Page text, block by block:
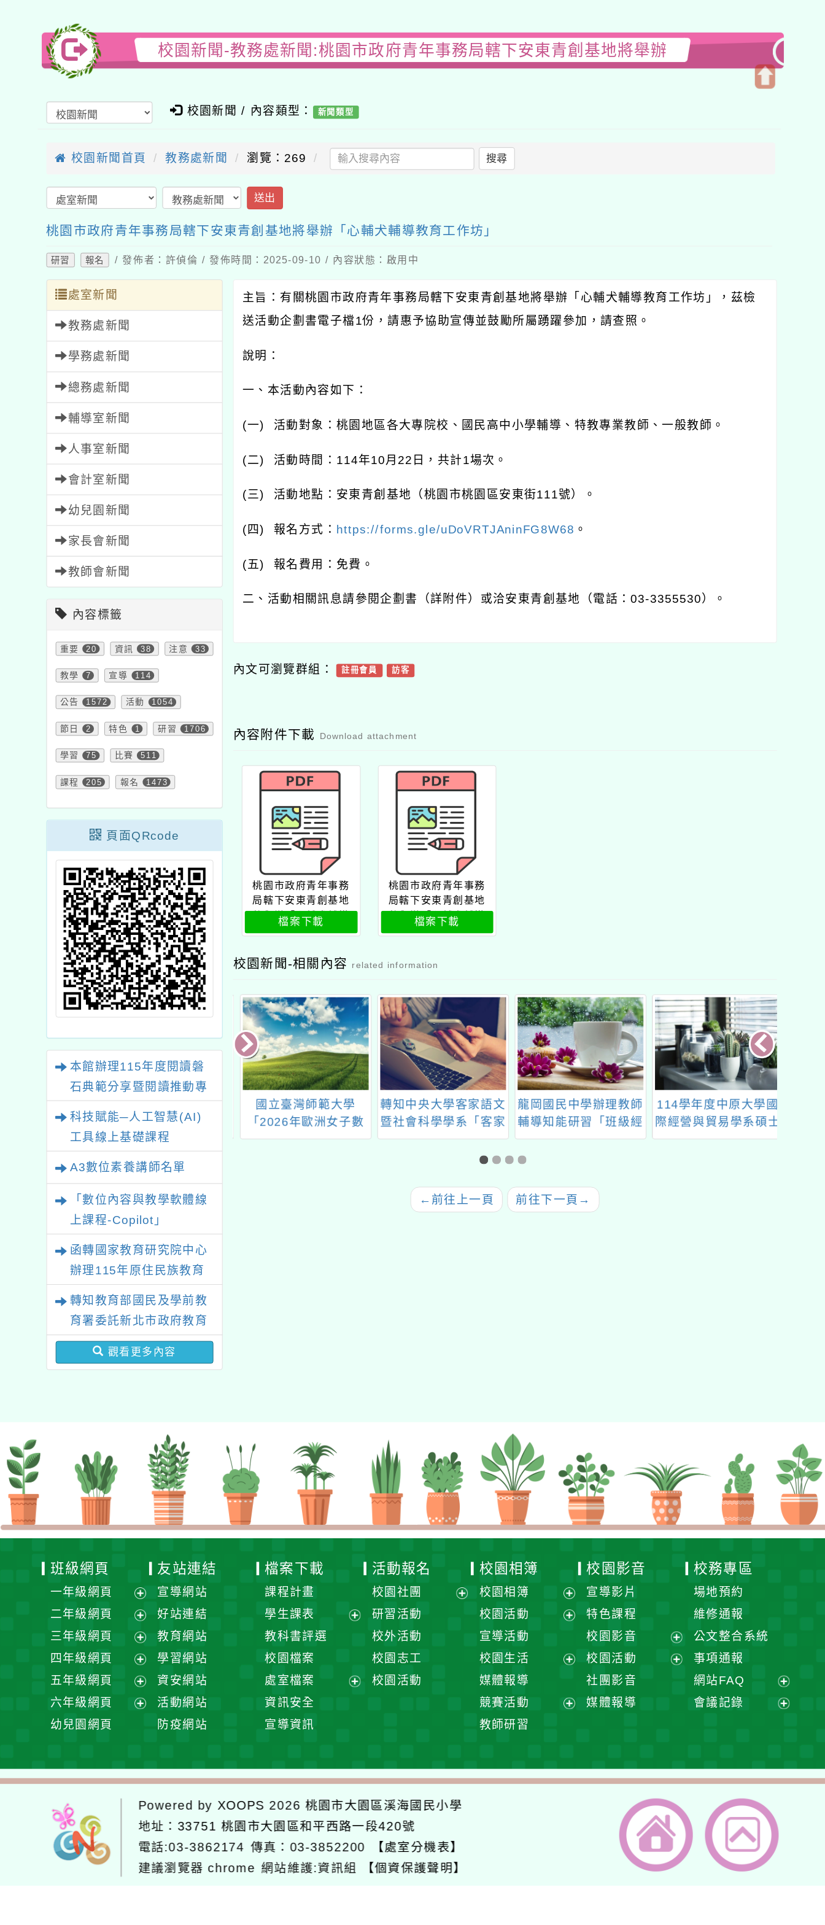
校園新聞-教務處新聞:桃園市政府青年事務局轄下安東青創基地將舉辦
校園新聞 / 內容類型： 新聞類型
校園新聞首頁 教務處新聞 瀏覽：269 搜尋
送出
桃園市政府青年事務局轄下安東青創基地將舉辦「心輔犬輔導教育工作坊」
研習 報名 / 發佈者：許偵倫 / 發佈時間：2025-09-10 / 內容狀態：啟用中
處室新聞
教務處新聞
學務處新聞
總務處新聞
輔導室新聞
人事室新聞
會計室新聞
幼兒園新聞
家長會新聞
教師會新聞
內容標籤
重要 20 資訊 38 注意 33
教學 7 宣導 114
公告 1572 活動 1054
節日 2 特色 1 研習 1706
學習 75 比賽 511
課程 205 報名 1473
頁面QRcode
本館辦理115年度閱讀磐
石典範分享暨閱讀推動專
科技賦能─人工智慧(AI)
工具線上基礎課程
A3數位素養講師名單
「數位內容與教學軟體線
上課程-Copilot」
函轉國家教育研究院中心
辦理115年原住民族教育
育國際趨勢與發展」
轉知教育部國民及學前教
育署委託新北市政府教育
局辦理「115年度教師專
業成長研習實施計畫－夢
觀看更多內容
主旨：有關桃園市政府青年事務局轄下安東青創基地將舉辦「心輔犬輔導教育工作坊」，茲檢
送活動企劃書電子檔1份，請惠予協助宣傳並鼓勵所屬踴躍參加，請查照。
說明：
一、本活動內容如下：
(一) 活動對象：桃園地區各大專院校、國民高中小學輔導、特教專業教師、一般教師。
(二) 活動時間： 114年10月 22 日，共計1場次。
(三) 活動地點：安東青創基地（桃園市桃園區安東街111號）。
( 四) 報名方式： https://forms.gle/uDoVRTJAninFG8W68 。
(五) 報名費用：免費。
二、活動相關訊息請參閱企劃書（詳附件）或洽安東青創基地（電話：03-3355530）。
內文可瀏覽群組： 註冊會員 訪客
內容附件下載 Download attachment
桃園市政府青年事務
局轄下安東青創基地
將舉辦「心輔犬輔導
教育工作坊」
檔案下載
桃園市政府青年事務
局轄下安東青創基地
將舉辦「心輔犬輔導
教育工作坊」公文
檔案下載
校園新聞-相關內容 related information
科技中心3月份教師研
習
國立臺灣師範大學
「2026年歐洲女子數
學奧林匹亞競賽初選考
轉知中央大學客家語文
暨社會科學學系「客家
社會及政策碩士班」、
「客家語文碩士班」
龍岡國民中學辦理教師
輔導知能研習「班級經
營與壓力管理延 伸活
114學年度中原大學國
際經營與貿易學系碩士
在職專班招生資訊
← 前往上一頁 前往下一頁 →
班級網頁
一年級網頁
展
開
選
單
二年級網頁
展
開
選
單
三年級網頁
展
開
選
單
四年級網頁
展
開
選
五年級網頁
展
開
六年級網頁
單
幼兒園網頁
友站連結
宣導網站
好站連結
教育網站
學習網站
資安網站
活動網站
防疫網站
檔案下載
課程計畫
學生課表
單
教科書評選
校園檔案
處室檔案
資訊安全
宣導資訊
活動報名
校園社團
研習活動
校外活動
校園志工
校園活動
校園相簿
校園相簿
展
開
單
校園活動
選
宣導活動
校園生活
選
媒體報導
競賽活動
單
教師研習
校園影音
宣導影片
特色課程
校園影音
展
開
校園活動
社團影音
媒體報導
校務專區
場地預約
維修通報
公文整合系統
事項通報
網站FAQ
展
會議記錄
單
Powered by XOOPS 2026桃園市大園區溪海國民小學
地址： 33751 桃園市大園區和平西路一段420號
電話:03-3862174 傳真：03-3852200
【處室分機表】
建議瀏覽器 chrome 網站維護:資訊組 【個資保護聲明】